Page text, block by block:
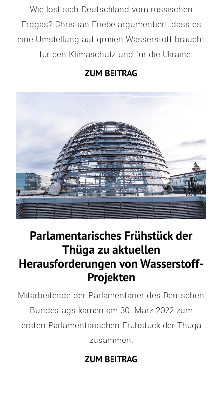
Wie löst sich Deutschland vom russischen
Erdgas? Christian Friebe argumentiert, dass es
eine Umstellung auf grünen Wasserstoff braucht
— für den Klimaschutz und für die Ukraine.
ZUM BEITRAG
Parlamentarisches Frühstück der
Thüga zu aktuellen
Herausforderungen von Wasserstoff-
Projekten
Mitarbeitende der Parlamentarier des Deutschen
Bundestags kamen am 30. März 2022 zum
ersten Parlamentarischen Frühstück der Thüga
zusammen.
ZUM BEITRAG